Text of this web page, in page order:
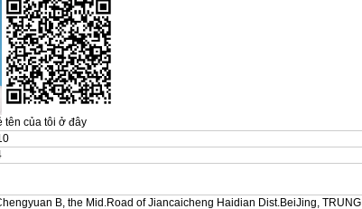
tên của tôi ở đây
B, the Mid.Road of Jiancaicheng Haidian Dist.BeiJing, TRUNG